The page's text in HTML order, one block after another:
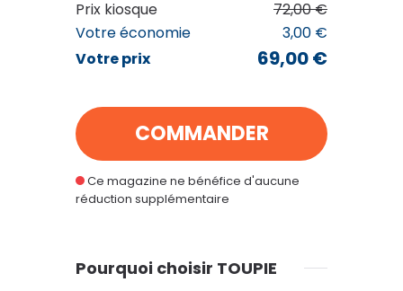
Prix kiosque
72,00 €
Votre économie
3,00 €
Votre prix
69,00 €
COMMANDER
Ce magazine ne bénéfice d'aucune
réduction supplémentaire
Pourquoi choisir TOUPIE
69